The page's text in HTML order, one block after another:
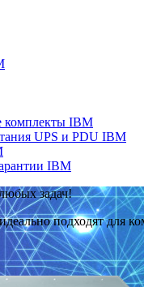
IBM
UPS и PDU IBM
IBM
задач!
подходят для